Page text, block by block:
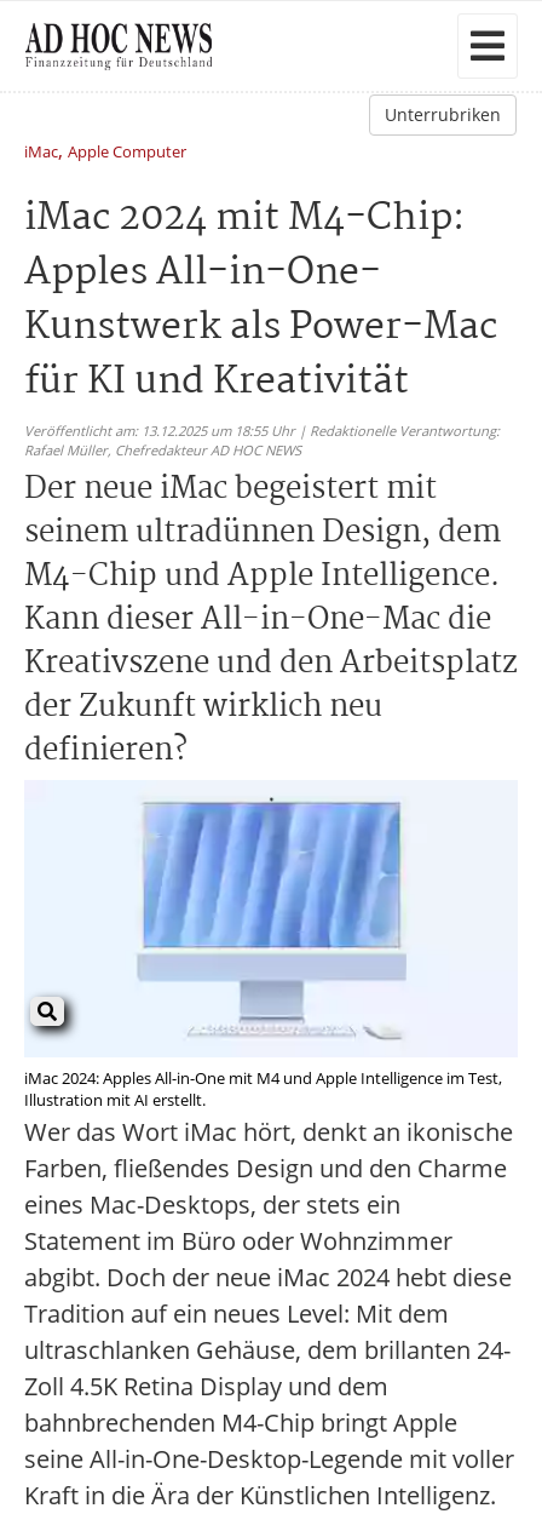
Unterrubriken
iMac, Apple Computer
iMac 2024 mit M4-Chip:
Apples All-in-One-
Kunstwerk als Power-Mac
für KI und Kreativität
Veröffentlicht am: 13.12.2025 um 18:55 Uhr | Redaktionelle Verantwortung:
Rafael Müller, Chefredakteur AD HOC NEWS
Der neue iMac begeistert mit
seinem ultradünnen Design, dem
M4-Chip und Apple Intelligence.
Kann dieser All-in-One-Mac die
Kreativszene und den Arbeitsplatz
der Zukunft wirklich neu
definieren?
iMac 2024: Apples All-in-One mit M4 und Apple Intelligence im Test,
Illustration mit AI erstellt.
Wer das Wort iMac hört, denkt an ikonische
Farben, fließendes Design und den Charme
eines Mac-Desktops, der stets ein
Statement im Büro oder Wohnzimmer
abgibt. Doch der neue iMac 2024 hebt diese
Tradition auf ein neues Level: Mit dem
ultraschlanken Gehäuse, dem brillanten 24-
Zoll 4.5K Retina Display und dem
bahnbrechenden M4-Chip bringt Apple
seine All-in-One-Desktop-Legende mit voller
Kraft in die Ära der Künstlichen Intelligenz.